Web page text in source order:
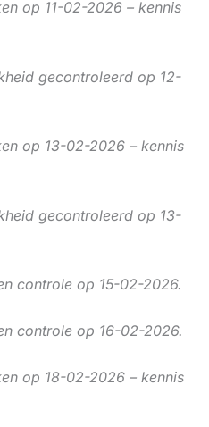
op 11-02-2026 – kennis
gecontroleerd op 12-
op 13-02-2026 – kennis
gecontroleerd op 13-
controle op 15-02-2026.
controle op 16-02-2026.
op 18-02-2026 – kennis